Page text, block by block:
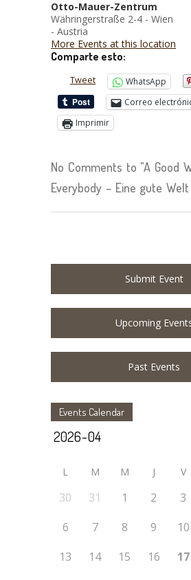
Otto-Mauer-Zentrum
Währingerstraße 2-4 - Wien
- Austria
More Events at this location
Comparte esto:
Tweet
WhatsApp
Correo
Imprimir
No Comments to "A Good
Everybody – Eine gute
Submit Event
Upcoming
Past Events
Events Calendar
L M M J V
30 31 1 2 3
6
7 8 9 10
13
14 15 16 17